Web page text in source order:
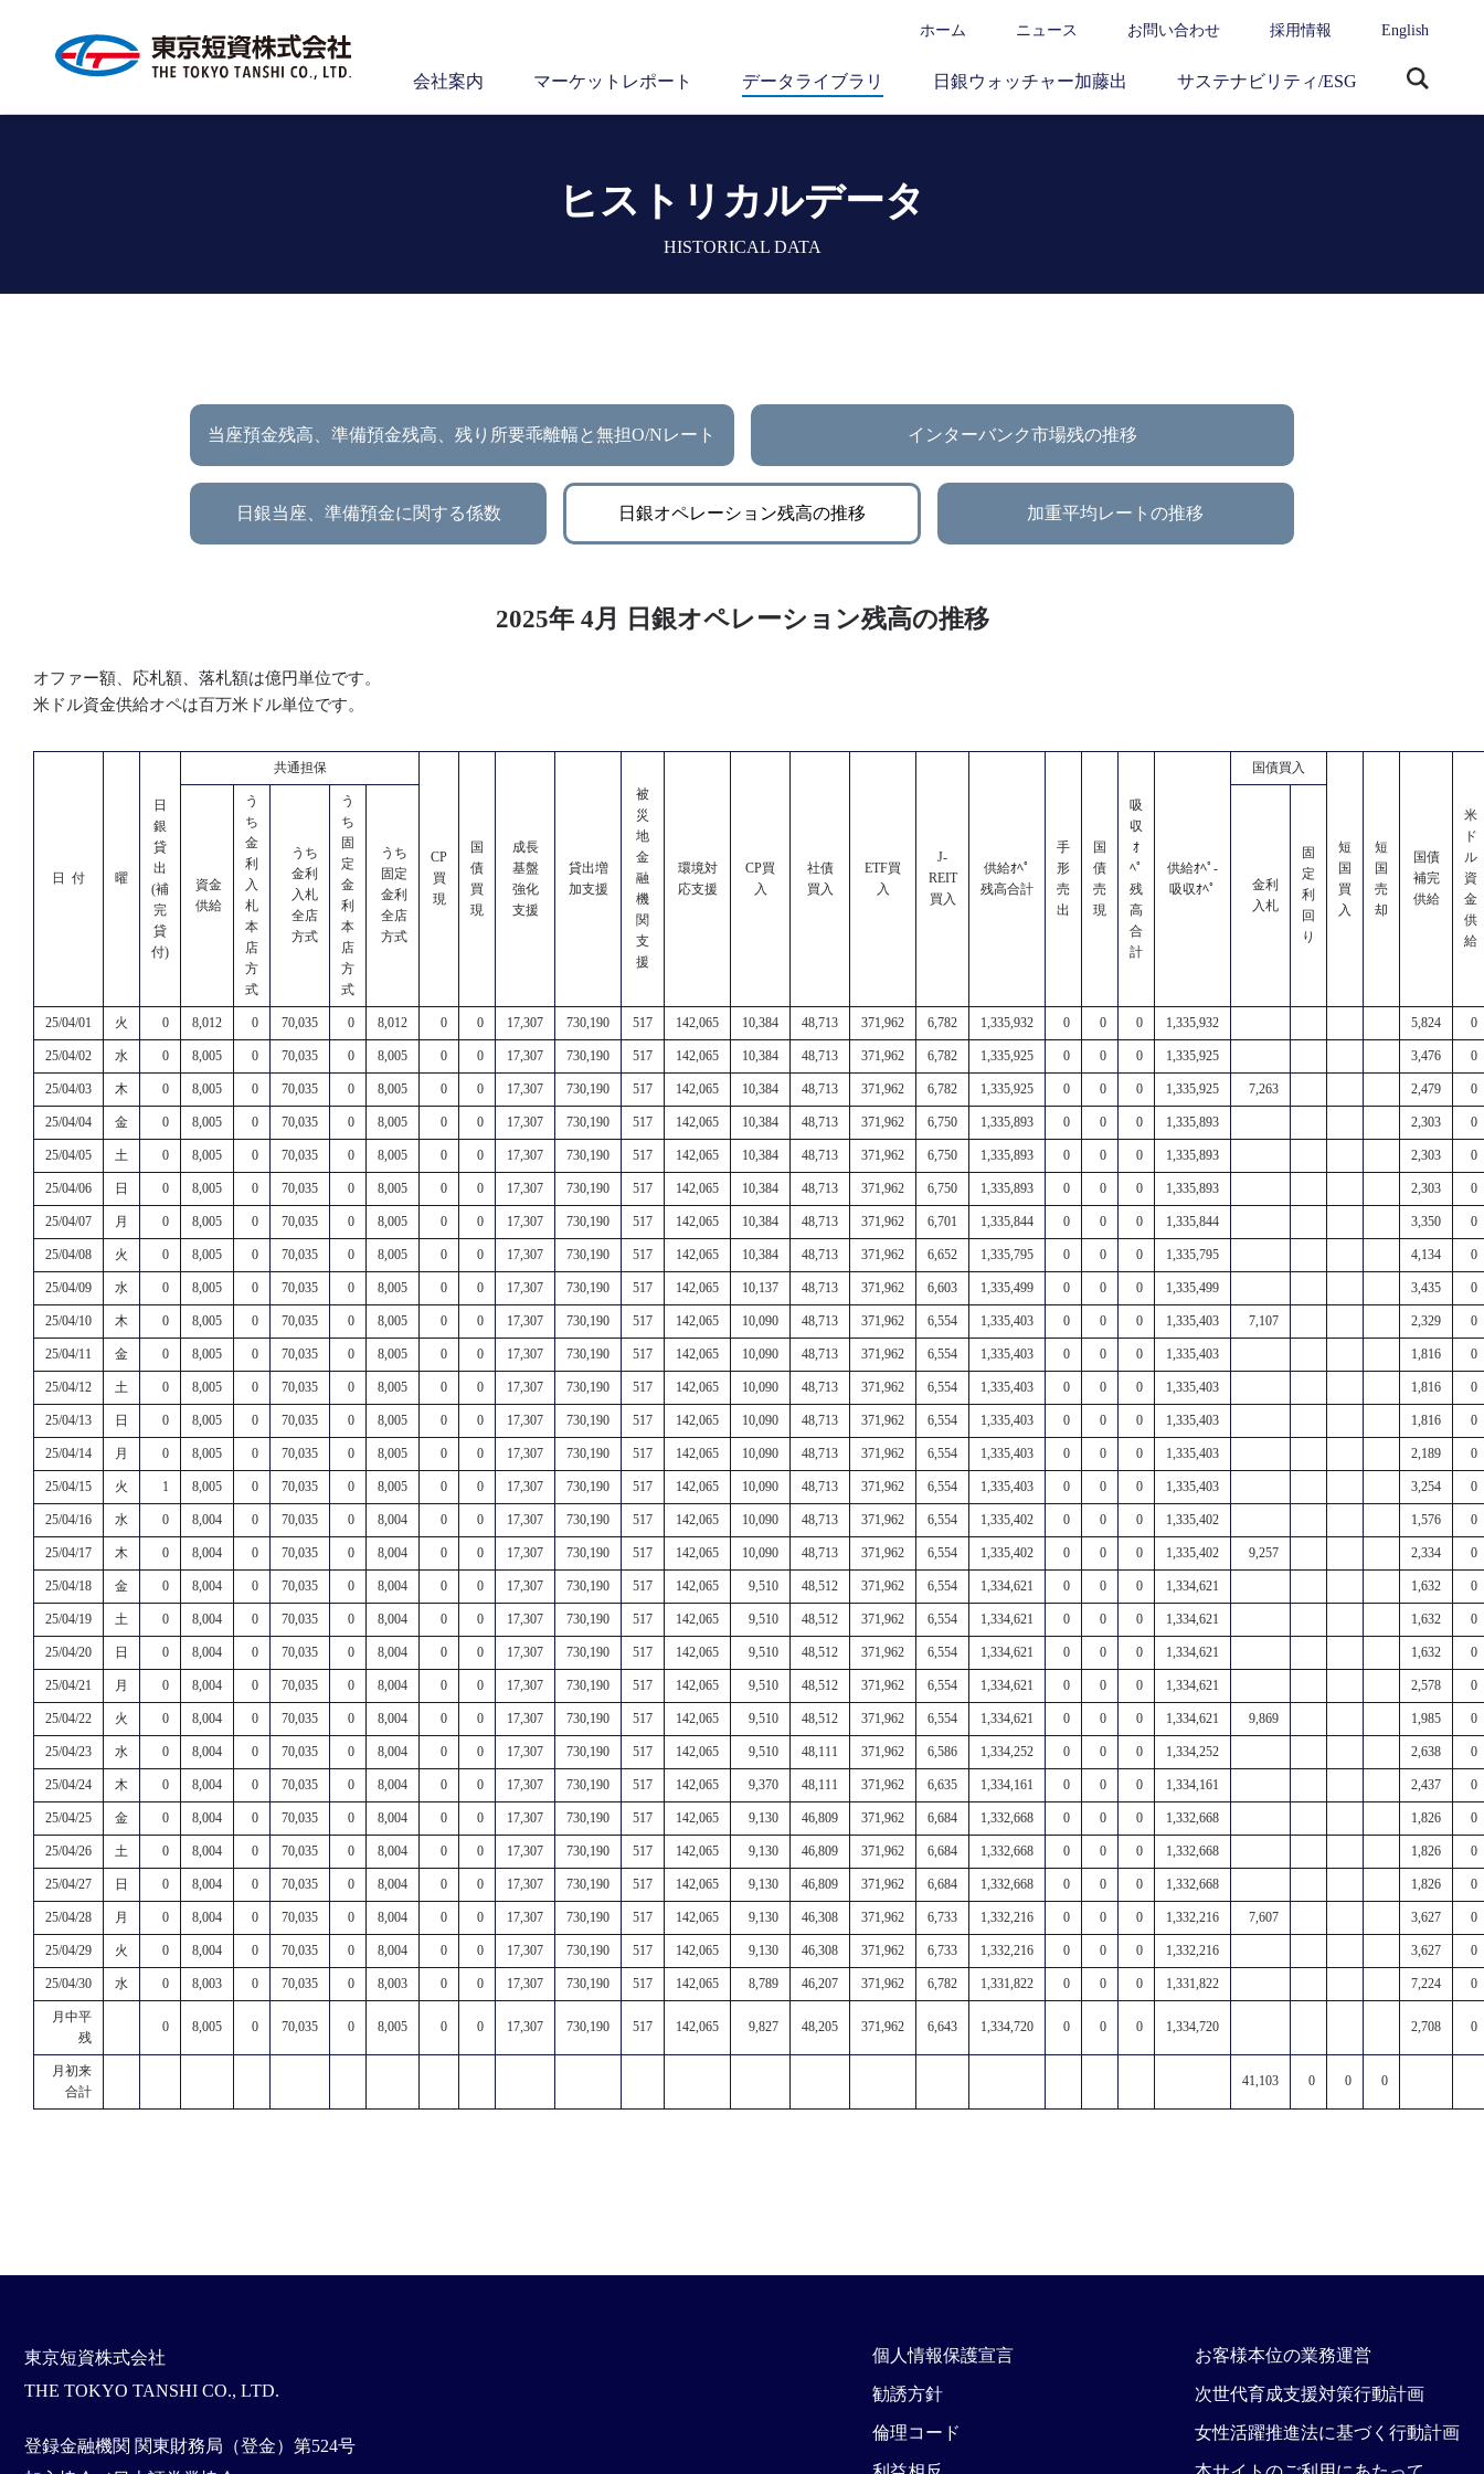
ホーム ニュース お問い合わせ 採用情報 English
会社案内 マーケットレポート データライブラリ 日銀ウォッチャー加藤出 サステナビリティ/ESG
ヒストリカルデータ
HISTORICAL DATA
当座預金残高、準備預金残高、残り所要乖離幅と無担O/Nレート インターバンク市場残の推移
日銀当座、準備預金に関する係数 日銀オペレーション残高の推移 加重平均レートの推移
2025年 4月 日銀オペレーション残高の推移
オファー額、応札額、落札額は億円単位です。
米ドル資金供給オペは百万米ドル単位です。
日 付 曜
日
銀
貸
出
(補
完
貸
付)
共通担保
CP
買
現
国
債
買
現
成長
基盤
強化
支援
貸出増
加支援
被
災
地
金
融
機
関
支
援
環境対
応支援
CP買
入
社債
買入
ETF買
入
J-
REIT
買入
供給ｵﾍﾟ
残高合計
手
形
売
出
国
債
売
現
吸
収
ｵ
ﾍﾟ
残
高
合
計
供給ｵﾍﾟ-
吸収ｵﾍﾟ
国債買入
短
国
買
入
短
国
売
却
国債
補完
供給
米
ド
ル
資
金
供
給
資金
供給
う
ち
金
利
入
札
本
店
方
式
うち
金利
入札
全店
方式
う
ち
固
定
金
利
本
店
方
式
うち
固定
金利
全店
方式
金利
入札
固
定
利
回
り
25/04/01 火 0 8,012 0 70,035 0 8,012 0 0 17,307 730,190 517 142,065 10,384 48,713 371,962 6,782 1,335,932 0 0 0 1,335,932 5,824 0
25/04/02 水 0 8,005 0 70,035 0 8,005 0 0 17,307 730,190 517 142,065 10,384 48,713 371,962 6,782 1,335,925 0 0 0 1,335,925 3,476 0
25/04/03 木 0 8,005 0 70,035 0 8,005 0 0 17,307 730,190 517 142,065 10,384 48,713 371,962 6,782 1,335,925 0 0 0 1,335,925 7,263 2,479 0
25/04/04 金 0 8,005 0 70,035 0 8,005 0 0 17,307 730,190 517 142,065 10,384 48,713 371,962 6,750 1,335,893 0 0 0 1,335,893 2,303 0
25/04/05 土 0 8,005 0 70,035 0 8,005 0 0 17,307 730,190 517 142,065 10,384 48,713 371,962 6,750 1,335,893 0 0 0 1,335,893 2,303 0
25/04/06 日 0 8,005 0 70,035 0 8,005 0 0 17,307 730,190 517 142,065 10,384 48,713 371,962 6,750 1,335,893 0 0 0 1,335,893 2,303 0
25/04/07 月 0 8,005 0 70,035 0 8,005 0 0 17,307 730,190 517 142,065 10,384 48,713 371,962 6,701 1,335,844 0 0 0 1,335,844 3,350 0
25/04/08 火 0 8,005 0 70,035 0 8,005 0 0 17,307 730,190 517 142,065 10,384 48,713 371,962 6,652 1,335,795 0 0 0 1,335,795 4,134 0
25/04/09 水 0 8,005 0 70,035 0 8,005 0 0 17,307 730,190 517 142,065 10,137 48,713 371,962 6,603 1,335,499 0 0 0 1,335,499 3,435 0
25/04/10 木 0 8,005 0 70,035 0 8,005 0 0 17,307 730,190 517 142,065 10,090 48,713 371,962 6,554 1,335,403 0 0 0 1,335,403 7,107 2,329 0
25/04/11 金 0 8,005 0 70,035 0 8,005 0 0 17,307 730,190 517 142,065 10,090 48,713 371,962 6,554 1,335,403 0 0 0 1,335,403 1,816 0
25/04/12 土 0 8,005 0 70,035 0 8,005 0 0 17,307 730,190 517 142,065 10,090 48,713 371,962 6,554 1,335,403 0 0 0 1,335,403 1,816 0
25/04/13 日 0 8,005 0 70,035 0 8,005 0 0 17,307 730,190 517 142,065 10,090 48,713 371,962 6,554 1,335,403 0 0 0 1,335,403 1,816 0
25/04/14 月 0 8,005 0 70,035 0 8,005 0 0 17,307 730,190 517 142,065 10,090 48,713 371,962 6,554 1,335,403 0 0 0 1,335,403 2,189 0
25/04/15 火 1 8,005 0 70,035 0 8,005 0 0 17,307 730,190 517 142,065 10,090 48,713 371,962 6,554 1,335,403 0 0 0 1,335,403 3,254 0
25/04/16 水 0 8,004 0 70,035 0 8,004 0 0 17,307 730,190 517 142,065 10,090 48,713 371,962 6,554 1,335,402 0 0 0 1,335,402 1,576 0
25/04/17 木 0 8,004 0 70,035 0 8,004 0 0 17,307 730,190 517 142,065 10,090 48,713 371,962 6,554 1,335,402 0 0 0 1,335,402 9,257 2,334 0
25/04/18 金 0 8,004 0 70,035 0 8,004 0 0 17,307 730,190 517 142,065 9,510 48,512 371,962 6,554 1,334,621 0 0 0 1,334,621 1,632 0
25/04/19 土 0 8,004 0 70,035 0 8,004 0 0 17,307 730,190 517 142,065 9,510 48,512 371,962 6,554 1,334,621 0 0 0 1,334,621 1,632 0
25/04/20 日 0 8,004 0 70,035 0 8,004 0 0 17,307 730,190 517 142,065 9,510 48,512 371,962 6,554 1,334,621 0 0 0 1,334,621 1,632 0
25/04/21 月 0 8,004 0 70,035 0 8,004 0 0 17,307 730,190 517 142,065 9,510 48,512 371,962 6,554 1,334,621 0 0 0 1,334,621 2,578 0
25/04/22 火 0 8,004 0 70,035 0 8,004 0 0 17,307 730,190 517 142,065 9,510 48,512 371,962 6,554 1,334,621 0 0 0 1,334,621 9,869 1,985 0
25/04/23 水 0 8,004 0 70,035 0 8,004 0 0 17,307 730,190 517 142,065 9,510 48,111 371,962 6,586 1,334,252 0 0 0 1,334,252 2,638 0
25/04/24 木 0 8,004 0 70,035 0 8,004 0 0 17,307 730,190 517 142,065 9,370 48,111 371,962 6,635 1,334,161 0 0 0 1,334,161 2,437 0
25/04/25 金 0 8,004 0 70,035 0 8,004 0 0 17,307 730,190 517 142,065 9,130 46,809 371,962 6,684 1,332,668 0 0 0 1,332,668 1,826 0
25/04/26 土 0 8,004 0 70,035 0 8,004 0 0 17,307 730,190 517 142,065 9,130 46,809 371,962 6,684 1,332,668 0 0 0 1,332,668 1,826 0
25/04/27 日 0 8,004 0 70,035 0 8,004 0 0 17,307 730,190 517 142,065 9,130 46,809 371,962 6,684 1,332,668 0 0 0 1,332,668 1,826 0
25/04/28 月 0 8,004 0 70,035 0 8,004 0 0 17,307 730,190 517 142,065 9,130 46,308 371,962 6,733 1,332,216 0 0 0 1,332,216 7,607 3,627 0
25/04/29 火 0 8,004 0 70,035 0 8,004 0 0 17,307 730,190 517 142,065 9,130 46,308 371,962 6,733 1,332,216 0 0 0 1,332,216 3,627 0
25/04/30 水 0 8,003 0 70,035 0 8,003 0 0 17,307 730,190 517 142,065 8,789 46,207 371,962 6,782 1,331,822 0 0 0 1,331,822 7,224 0
月中平
残
0 8,005 0 70,035 0 8,005 0 0 17,307 730,190 517 142,065 9,827 48,205 371,962 6,643 1,334,720 0 0 0 1,334,720 2,708 0
月初来
合計
41,103 0 0 0
東京短資株式会社
THE TOKYO TANSHI CO., LTD.
登録金融機関 関東財務局（登金）第524号
個人情報保護宣言
勧誘方針
倫理コード
お客様本位の業務運営
次世代育成支援対策行動計画
女性活躍推進法に基づく行動計画